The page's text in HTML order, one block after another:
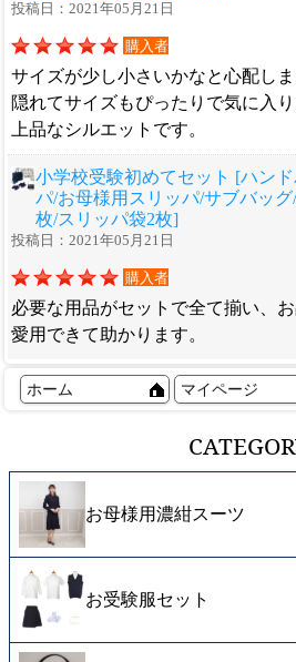
投稿日：2021年05月21日
購入者
サイズが少し小さいかなと心配し
隠れてサイズもぴったりで気に入り
上品なシルエットです。
小学校受験初めてセット [ハン
パ/お母様用スリッパ/サブバッ
枚/スリッパ袋2枚]
投稿日：2021年05月21日
購入者
必要な用品がセットで全て揃い、
愛用できて助かります。
ホーム マイページ
お母様用濃紺スーツ
お受験服セット